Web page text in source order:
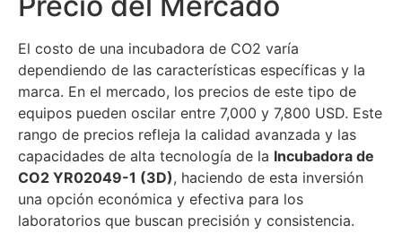
El costo de una incubadora de CO2 varía
dependiendo de las características específicas y la
marca. En el mercado, los precios de este tipo de
equipos pueden oscilar entre 7,000 y 7,800 USD. Este
rango de precios refleja la calidad avanzada y las
capacidades de alta tecnología de la Incubadora de
CO2 YR02049-1 (3D), haciendo de esta inversión
una opción económica y efectiva para los
laboratorios que buscan precisión y consistencia.